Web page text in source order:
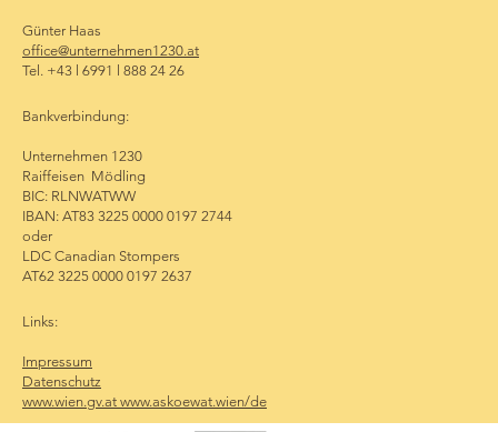
Günter Haas
office@unternehmen1230.at
Tel. +43 l 6991 l 888 24 26
Bankverbindung:
Unternehmen 1230
Raiffeisen Mödling
BIC: RLNWATWW
IBAN: AT83 3225 0000 0197 2744
oder
LDC Canadian Stompers
AT62 3225 0000 0197 2637
Links:
Impressum
Datenschutz
www.wien.gv.at www.askoewat.wien/de